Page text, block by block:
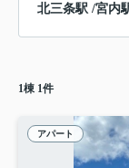
北三条駅 /宮内
1棟 1件
アパート